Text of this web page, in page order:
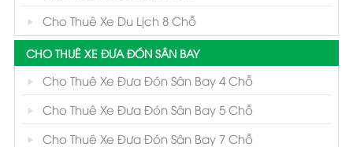
Cho Thuê Xe Du Lịch 8 Chỗ
CHO THUÊ XE ĐƯA ĐÓN SÂN BAY
Cho Thuê Xe Đưa Đón Sân Bay 4 Chỗ
Cho Thuê Xe Đưa Đón Sân Bay 5 Chỗ
Cho Thuê Xe Đưa Đón Sân Bay 7 Chỗ